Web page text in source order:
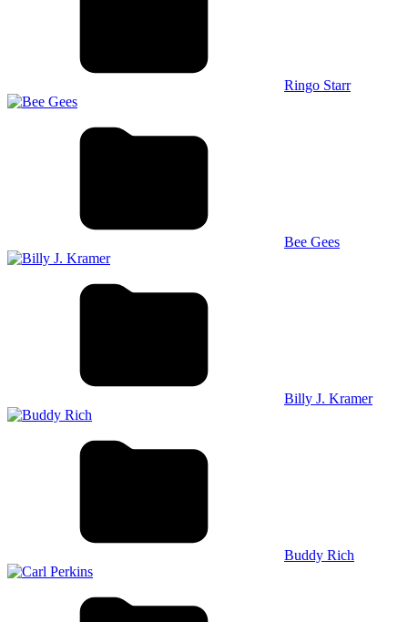
Ringo Starr
Bee Gees
Billy J. Kramer
Buddy Rich